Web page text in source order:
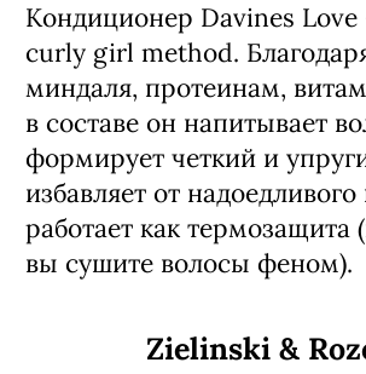
Кондиционер Davines Love
curly girl method.
миндаля, протеинам,
в составе он напитывает
формирует четкий и
избавляет от
работает как термозащита
вы сушите волосы феном).
Zielinski &